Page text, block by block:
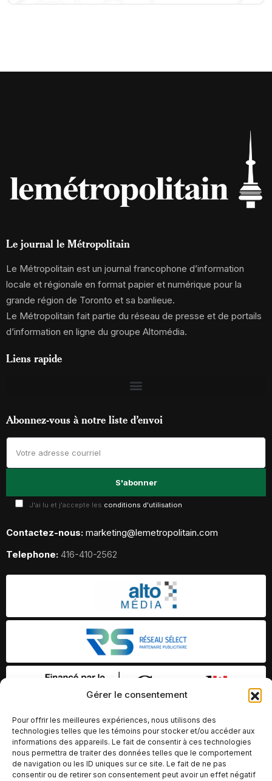
Gérer le consentement
Pour offrir les meilleures expériences, nous utilisons des
technologies telles que les témoins pour stocker et/ou accéder aux
informations des appareils. Le fait de consentir à ces technologies
nous permettra de traiter des données telles que le comportement
de navigation ou les ID uniques sur ce site. Le fait de ne pas
consentir ou de retirer son consentement peut avoir un effet négatif
Le journal le Métropolitain
Le Métropolitain est un journal francophone d’information
locale et régionale en format papier et numérique pour la
grande région de Toronto et sa banlieue.
Le Métropolitain fait partie du réseau de presse et de portails
d’information en ligne du groupe Altomédia.
Liens rapide
Abonnez-vous à notre liste d’envoi
J'ai lu et j'accepte les conditions d'utilisation
Contactez-nous: marketing@lemetropolitain.com
Telephone: 416-410-2562